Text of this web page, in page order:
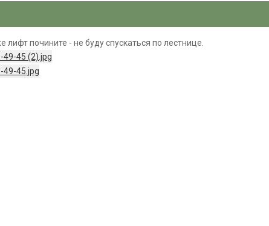
лифт почините - не буду спускаться по лестнице.